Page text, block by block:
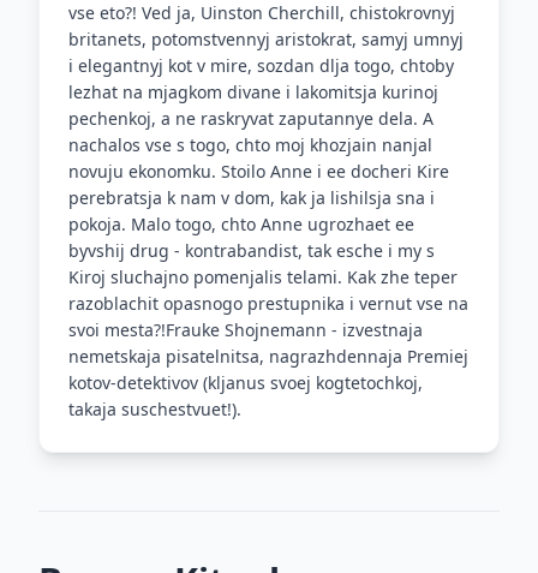
vse eto?! Ved ja, Uinston Cherchill, chistokrovnyj
britanets, potomstvennyj aristokrat, samyj umnyj
i elegantnyj kot v mire, sozdan dlja togo, chtoby
lezhat na mjagkom divane i lakomitsja kurinoj
pechenkoj, a ne raskryvat zaputannye dela. A
nachalos vse s togo, chto moj khozjain nanjal
novuju ekonomku. Stoilo Anne i ee docheri Kire
perebratsja k nam v dom, kak ja lishilsja sna i
pokoja. Malo togo, chto Anne ugrozhaet ee
byvshij drug - kontrabandist, tak esche i my s
Kiroj sluchajno pomenjalis telami. Kak zhe teper
razoblachit opasnogo prestupnika i vernut vse na
svoi mesta?!Frauke Shojnemann - izvestnaja
nemetskaja pisatelnitsa, nagrazhdennaja Premiej
kotov-detektivov (kljanus svoej kogtetochkoj,
takaja suschestvuet!).